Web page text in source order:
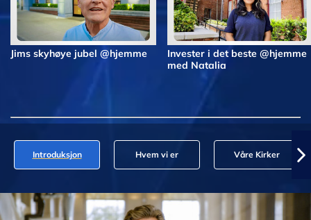
Jims skyhøye jubel @hjemme
Invester i det beste @hjemme
med Natalia
Introduksjon Hvem vi er Våre Kirker